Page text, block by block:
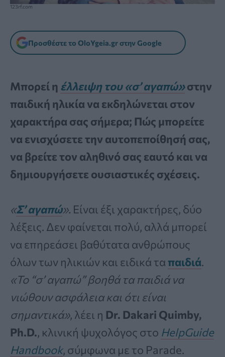
123rf.com
Προσθέστε το OloYgeia.gr στην Google
Μπορεί η έλλειψη του «σ’ αγαπώ»στην
παιδική ηλικία να εκδηλώνεται στον
χαρακτήρα σας σήμερα; Πώς μπορείτε
να ενισχύσετε την αυτοπεποίθησή σας,
να βρείτε τον αληθινό σας εαυτό και να
δημιουργήσετε ουσιαστικές σχέσεις.
«Σ’ αγαπώ». Είναι έξι χαρακτήρες, δύο
λέξεις. Δεν φαίνεται πολύ, αλλά μπορεί
να επηρεάσει βαθύτατα ανθρώπους
όλων των ηλικιών και ειδικά ταπαιδιά.
«Το “σ’ αγαπώ” βοηθά τα παιδιά να
νιώθουν ασφάλεια και ότι είναι
σημαντικά», λέει η Dr. Dakari Quimby,
Ph.D., κλινική ψυχολόγος στο HelpGuide
Handbook, σύμφωνα με το Parade.